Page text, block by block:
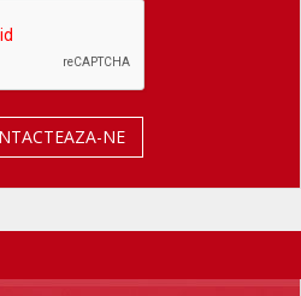
NE